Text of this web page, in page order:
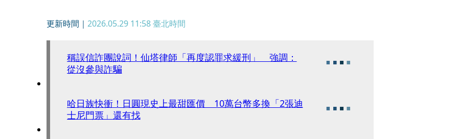
更新時間｜ 2026.05.29 11:58臺北時間
稱誤信詐團說詞！仙塔律師「再度認罪求緩刑」 強調：
從沒參與詐騙
哈日族快衝！日圓現史上最甜匯價 10萬台幣多換「2張迪
士尼門票」還有找